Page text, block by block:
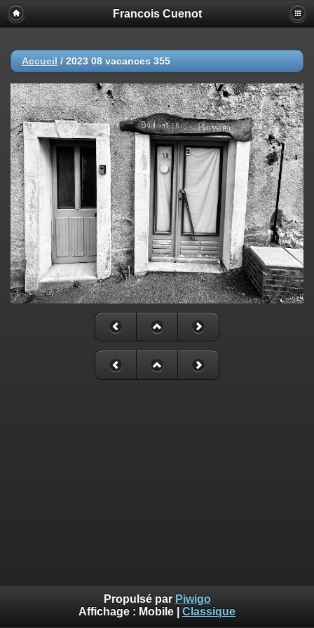
Francois Cuenot
Accueil / 2023 08 vacances 355
Propulsé par Piwigo
Affichage : Mobile Classique